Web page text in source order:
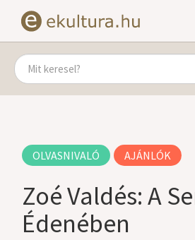
OLVASNIVALÓ AJÁNLÓK
Zoé Valdés: A
Édenében